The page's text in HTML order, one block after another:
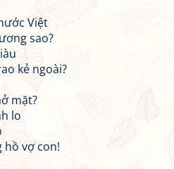
Việt
sao?
kẻ ngoài?
mặt?
lo
hồ vợ con!